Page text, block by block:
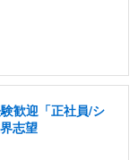
歓迎「正社員/シ
志望